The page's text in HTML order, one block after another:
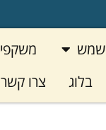
שמש פתח משקפי
בלוג צרו קשר